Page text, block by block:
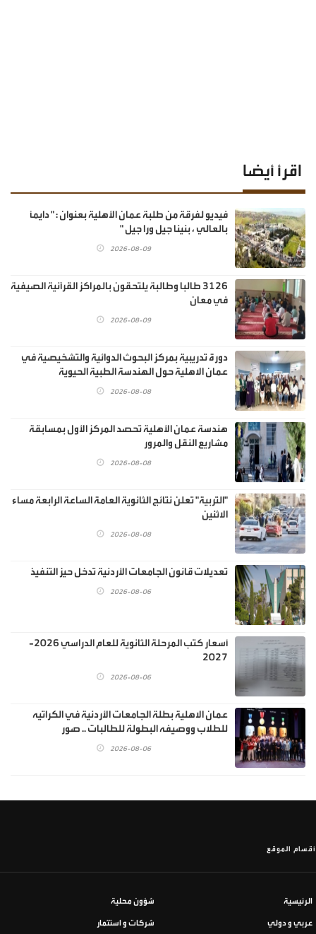
اقرأ أيضا
فيديو لفرقة من طلبة عمان الأهلية بعنوان : " دايماً
بالعالي ، بنينا جيل ورا جيل "
2026-08-09
3126 طالبا وطالبة يلتحقون بالمراكز القرآنية الصيفية
في معان
2026-08-09
دورة تدريبية بمركز البحوث الدوائية والتشخيصية في
عمان الاهلية حول الهندسة الطبية الحيوية
2026-08-08
هندسة عمان الأهلية تحصد المركز الأول بمسابقة
مشاريع النقل والمرور
2026-08-08
"التربية" تعلن نتائج الثانوية العامة الساعة الرابعة مساء
الاثنين
2026-08-08
تعديلات قانون الجامعات الأردنية تدخل حيز التنفيذ
2026-08-06
أسعار كتب المرحلة الثانوية للعام الدراسي 2026-
2027
2026-08-06
عمان الاهلية بطلة الجامعات الأردنية في الكراتيه
للطلاب ووصيفه البطولة للطالبات .. صور
2026-08-06
أقسام الموقع
الرئيسية شؤون محلية
عربي و دولي شركات و استثمار